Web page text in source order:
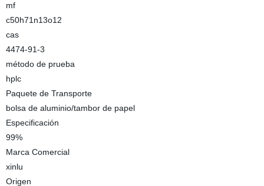
mf
c50h71n13o12
cas
4474-91-3
método de prueba
hplc
Paquete de Transporte
bolsa de aluminio/tambor de papel
Especificación
99%
Marca Comercial
xinlu
Origen